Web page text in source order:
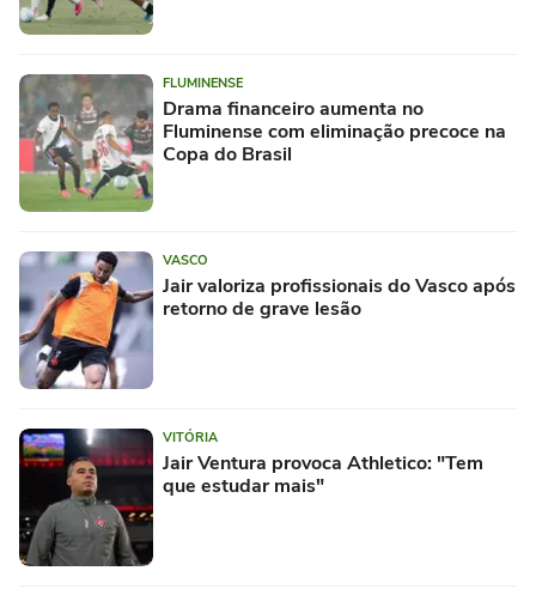
FLUMINENSE
Drama financeiro aumenta no
Fluminense com eliminação precoce na
Copa do Brasil
VASCO
Jair valoriza profissionais do Vasco após
retorno de grave lesão
VITÓRIA
Jair Ventura provoca Athletico: "Tem
que estudar mais"